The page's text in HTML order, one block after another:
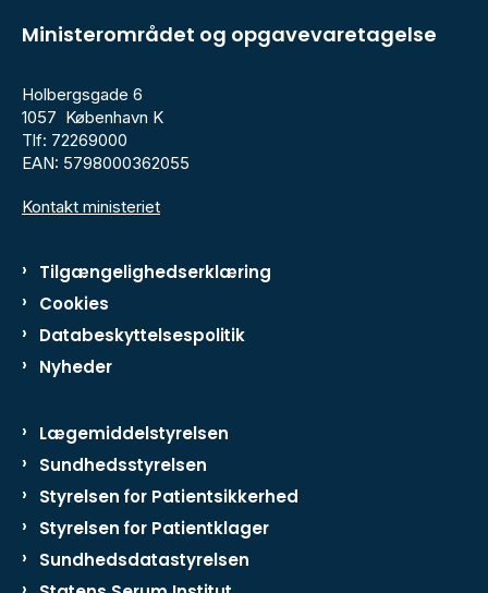
Ministerområdet og opgavevaretagelse
Holbergsgade 6
1057 København K
Tlf: 72269000
EAN: 5798000362055
Kontakt ministeriet
Tilgængelighedserklæring
Cookies
Databeskyttelsespolitik
Nyheder
Lægemiddelstyrelsen
Sundhedsstyrelsen
Styrelsen for Patientsikkerhed
Styrelsen for Patientklager
Sundhedsdatastyrelsen